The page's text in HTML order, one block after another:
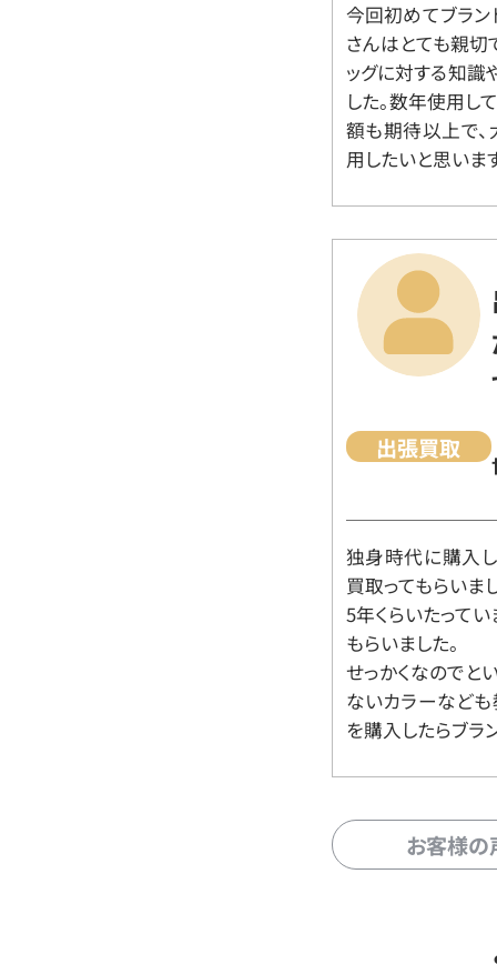
今回初めてブラン
さんはとても親切
ッグに対する知識
した。数年使用し
額も期待以上で、
用したいと思いま
出張買取
独身時代に購入
買取ってもらいま
5年くらいたって
もらいました。
せっかくなのでと
ないカラーなども
を購入したらブラ
お客様